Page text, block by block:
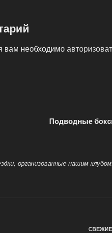
вам необходимо
Подводные
организованные нашим